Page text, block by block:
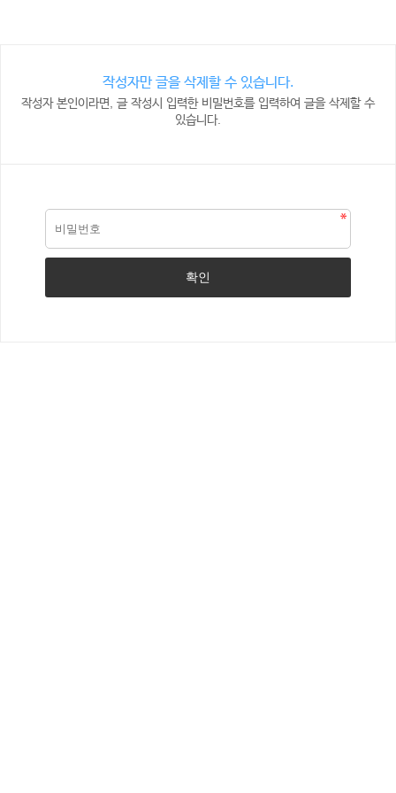
작성자만 글을 삭제할 수 있습니다.
작성자 본인이라면, 글 작성시 입력한 비밀번호를 입력하여 글을 삭제할 수
있습니다.